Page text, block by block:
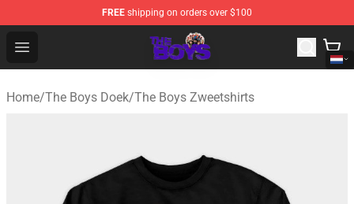
FREE shipping on orders over $100
Open menu
The Boys Store - Official The Boys Merchandise Shop
Home/The Boys Doek/The Boys Zweetshirts